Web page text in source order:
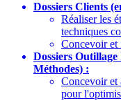
Dossiers Clients
Réaliser les
techniques
Concevoir et
Dossiers
Méthodes) :
Concevoir et
pour